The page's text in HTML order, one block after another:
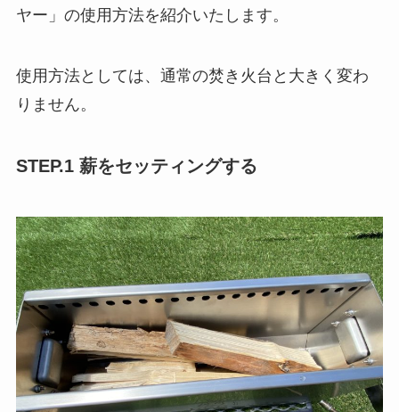
ヤー」の使用方法を紹介いたします。
使用方法としては、通常の焚き火台と大きく変わ
りません。
STEP.1 薪をセッティングする